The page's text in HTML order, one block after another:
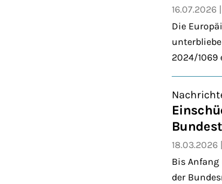
16.07.2026
Die
2024/1069
18.03.2026
Bis
der